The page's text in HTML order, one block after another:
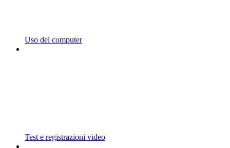
Uso del computer
Test e registrazioni video